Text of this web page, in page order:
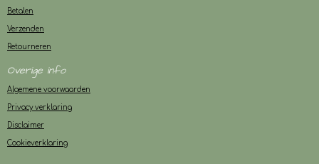
Betalen
Verzenden
Retourneren
Overige info
Algemene voorwaarden
Privacy verklaring
Disclaimer
Cookieverklaring